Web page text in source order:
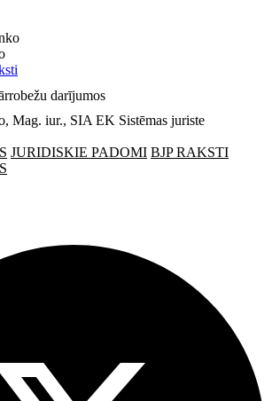
darījumos
Mag. iur., SIA EK Sistēmas juriste
JURIDISKIE PADOMI BJP RAKSTI